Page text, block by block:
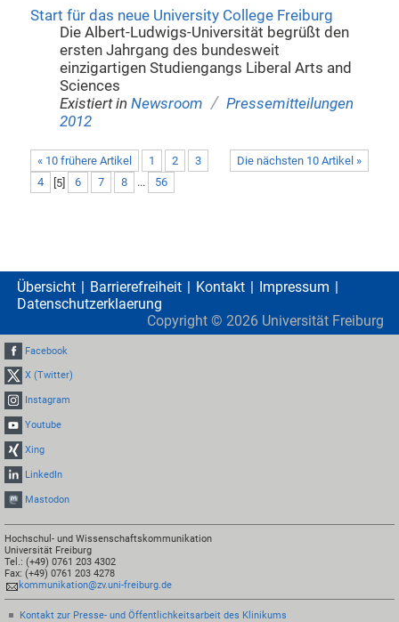
Start für das neue University College Freiburg
Die Albert-Ludwigs-Universität begrüßt den
ersten Jahrgang des bundesweit
einzigartigen Studiengangs Liberal Arts and
Sciences
Existiert in Newsroom / Pressemitteilungen
2012
« 10 frühere Artikel Die nächsten 10 Artikel »
1 2
3
4
[5] 6 7 8 ... 56
Übersicht Barrierefreiheit Kontakt
Impressum
Datenschutzerklaerung
Copyright © 2026 Universität Freiburg
Facebook
X (Twitter)
Instagram
Youtube
Xing
LinkedIn
Mastodon
Hochschul- und Wissenschaftskommunikation
Universität Freiburg
Tel.: (+49) 0761 203 4302
Fax: (+49) 0761 203 4278
kommunikation@zv.uni-freiburg.de
Kontakt zur Presse- und Öffentlichkeitsarbeit des Klinikums